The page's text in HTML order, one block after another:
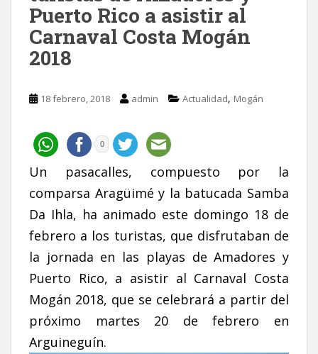
Puerto Rico a asistir al
Carnaval Costa Mogán
2018
18 febrero, 2018 admin Actualidad, Mogán
0
Un pasacalles, compuesto por la
comparsa Aragüimé y la batucada Samba
Da Ihla, ha animado este domingo 18 de
febrero a los turistas, que disfrutaban de
la jornada en las playas de Amadores y
Puerto Rico, a asistir al Carnaval Costa
Mogán 2018, que se celebrará a partir del
próximo martes 20 de febrero en
Arguineguín.